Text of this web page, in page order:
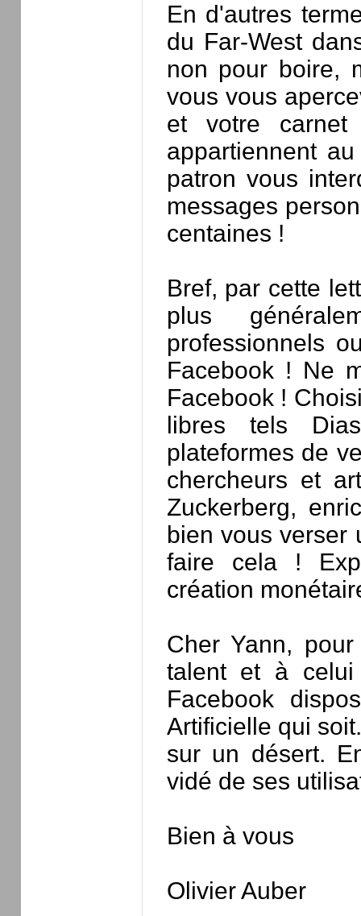
En d'autres
du Far-West
non pour boire,
vous vous
et votre carnet
appartiennent
patron vous
messages
centaines !
Bref, par cette
plus
professionnels
Facebook ! Ne
Facebook !
libres tels
plateformes de
chercheurs et
Zuckerberg,
bien vous verser
faire cela !
création
Cher Yann,
talent et à celui
Facebook
Artificielle qui
sur un désert.
vidé de ses
Bien à vous
Olivier Auber